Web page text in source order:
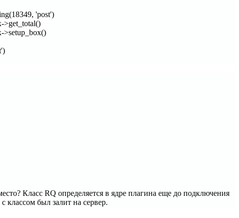
'post')
>get_total()
>setup_box()
Класс RQ определяется в ядре плагина еще до подключения
классом был залит на сервер.